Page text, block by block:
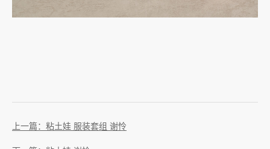
上一篇：粘土娃 服装套组 谢怜